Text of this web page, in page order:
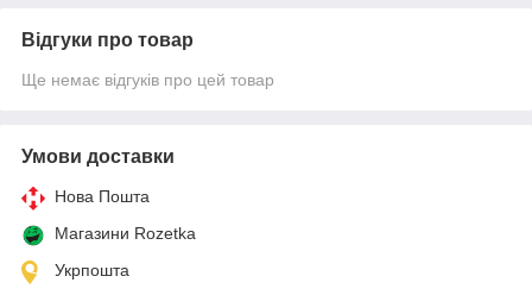
Відгуки про товар
Ще немає відгуків про цей товар
Умови доставки
Нова Пошта
Магазини Rozetka
Укрпошта